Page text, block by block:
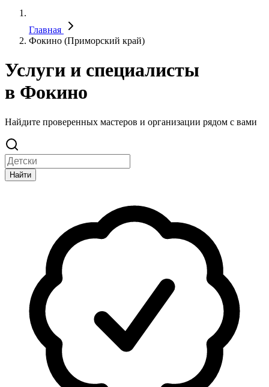
Главная
Фокино (Приморский край)
Услуги и специалисты
в Фокино
Найдите проверенных мастеров и организации рядом с вами
Найти